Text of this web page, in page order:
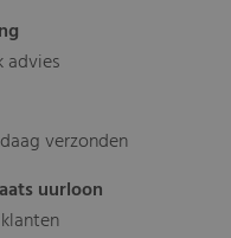
advies
verzonden
uurloon